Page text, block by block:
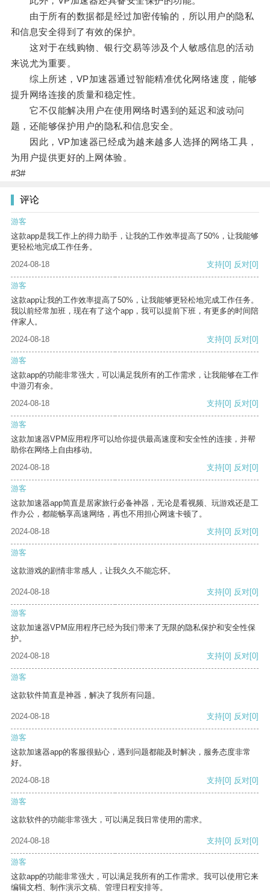
由于所有的数据都是经过加密传输的，所以用户的隐私
和信息安全得到了有效的保护。
这对于在线购物、银行交易等涉及个人敏感信息的活动
来说尤为重要。
综上所述，VP加速器通过智能精准优化网络速度，能够
提升网络连接的质量和稳定性。
它不仅能解决用户在使用网络时遇到的延迟和波动问
题，还能够保护用户的隐私和信息安全。
因此，VP加速器已经成为越来越多人选择的网络工具，
为用户提供更好的上网体验。
#3#
评论
游客
这款app是我工作上的得力助手，让我的工作效率提高了50%，让我能够
更轻松地完成工作任务。
2024-08-18
支持[0] 反对[0]
游客
这款app让我的工作效率提高了50%，让我能够更轻松地完成工作任务。
我以前经常加班，现在有了这个app，我可以提前下班，有更多的时间陪
伴家人。
2024-08-18
支持[0] 反对[0]
游客
这款app的功能非常强大，可以满足我所有的工作需求，让我能够在工作
中游刃有余。
2024-08-18
支持[0] 反对[0]
游客
这款加速器VPM应用程序可以给你提供最高速度和安全性的连接，并帮
助你在网络上自由移动。
2024-08-18
支持[0] 反对[0]
游客
这款加速器app简直是居家旅行必备神器，无论是看视频、玩游戏还是工
作办公，都能畅享高速网络，再也不用担心网速卡顿了。
2024-08-18
支持[0] 反对[0]
游客
这款游戏的剧情非常感人，让我久久不能忘怀。
2024-08-18 支持[0] 反对[0]
游客
这款加速器VPM应用程序已经为我们带来了无限的隐私保护和安全性保
护。
2024-08-18
支持[0] 反对[0]
游客
这款软件简直是神器，解决了我所有问题。
2024-08-18 支持[0] 反对[0]
游客
这款加速器app的客服很贴心，遇到问题都能及时解决，服务态度非常
好。
2024-08-18
支持[0] 反对[0]
游客
这款软件的功能非常强大，可以满足我日常使用的需求。
2024-08-18 支持[0] 反对[0]
游客
这款app的功能非常强大，可以满足我所有的工作需求。我可以使用它来
编辑文档、制作演示文稿、管理日程安排等。